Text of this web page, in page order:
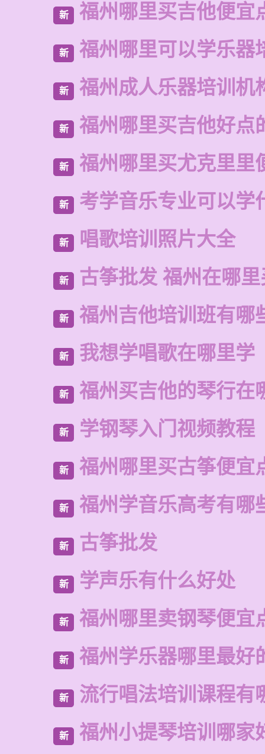
新 福州哪里买吉他便宜
新 福州哪里可以学乐器
新 福州成人乐器培训机
新 福州哪里买吉他好点
新 福州哪里买尤克里里
新 考学音乐专业可以学
新 唱歌培训照片大全
新 古筝批发 福州在哪
新 福州吉他培训班有哪
新 我想学唱歌在哪里学
新 福州买吉他的琴行在
新 学钢琴入门视频教程
新 福州哪里买古筝便宜
新 福州学音乐高考有哪
新 古筝批发
新 学声乐有什么好处
新 福州哪里卖钢琴便宜
新 福州学乐器哪里最好
新 流行唱法培训课程有
新 福州小提琴培训哪家